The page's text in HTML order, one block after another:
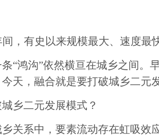
有史以来规模最大、速度最快
鸿沟”依然横亘在城乡之间。
天，融合就是要打破城乡二元
二元发展模式？
系中，要素流动存在虹吸效